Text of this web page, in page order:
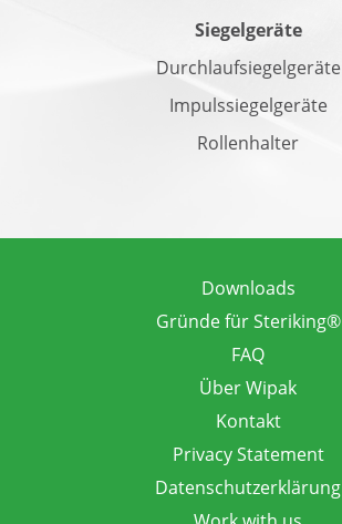
Siegelgeräte
Durchlaufsiegelgeräte
Impulssiegelgeräte
Rollenhalter
Downloads
Gründe für Steriking®
FAQ
Über Wipak
Kontakt
Privacy Statement
Datenschutzerklärung